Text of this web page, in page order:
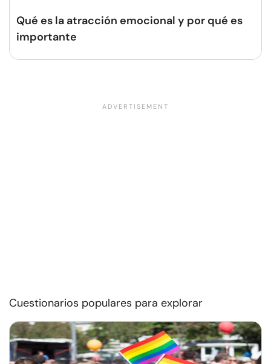
Qué es la atracción emocional y por qué es
importante
Cuestionarios populares para explorar